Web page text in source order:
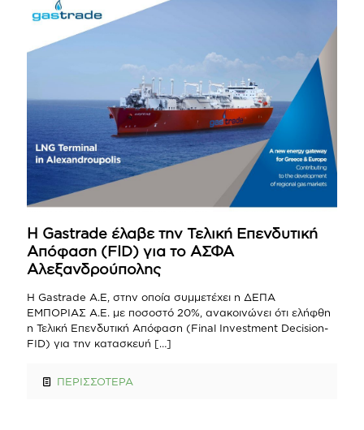
Η Gastrade έλαβε την Τελική Επενδυτική
Απόφαση (FID) για το ΑΣΦΑ
Αλεξανδρούπολης
Η Gastrade Α.Ε, στην οποία συμμετέχει η ΔΕΠΑ
ΕΜΠΟΡΙΑΣ Α.Ε. με ποσοστό 20%, ανακοινώνει ότι ελήφθη
η Τελική Επενδυτική Απόφαση (Final Investment Decision-
FID) για την κατασκευή […]
ΠΕΡΙΣΣΟΤΕΡΑ